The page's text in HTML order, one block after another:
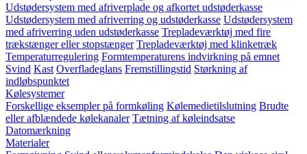
Udstødersystem med afriverplade og afkortet udstøderkasse
Udstødersystem med afriverring og udstøderkasse Udstødersystem
med afriverring uden udstøderkasse Trepladeværktøj med fire
trækstænger eller stopstænger Trepladeværktøj med klinketræk
Temperaturregulering Formtemperaturens indvirkning på emnet
Svind Kast Overfladeglans Fremstillingstid Størkning af
indløbspunktet
Kølesystemer
Forskellige eksempler på formkøling Kølemedietilslutning Brudte
eller afblændede kølekanaler Tætning af køleindsatse
Datomærkning
Materialer